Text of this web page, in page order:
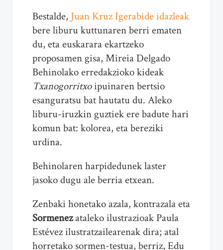
Bestalde, Juan Kruz Igerabide idazleak
bere liburu kuttunaren berri ematen
du, eta euskarara ekartzeko
proposamen gisa, Mireia Delgado
Behinolako erredakzioko kideak
Txanogorritxoipuinaren bertsio
esanguratsu bat hautatu du. Aleko
liburu-iruzkin guztiek ere badute hari
komun bat: kolorea, eta bereziki
urdina.
Behinolaren harpidedunek laster
jasoko dugu ale berria etxean.
Zenbaki honetako azala, kontrazala eta
Sormenezataleko ilustrazioak Paula
Estévez ilustratzailearenak dira; atal
horretako sormen-testua, berriz, Edu